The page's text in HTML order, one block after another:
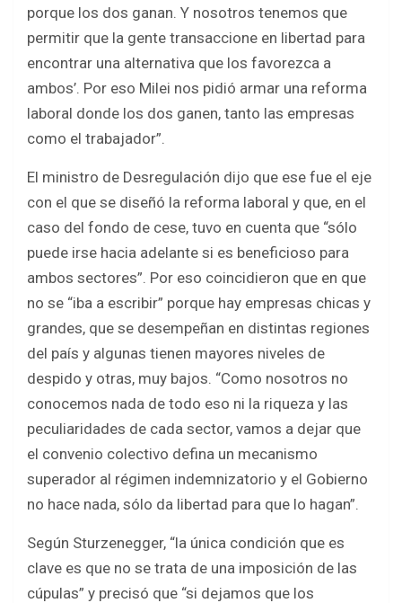
porque los dos ganan. Y nosotros tenemos que
permitir que la gente transaccione en libertad para
encontrar una alternativa que los favorezca a
ambos’. Por eso Milei nos pidió armar una reforma
laboral donde los dos ganen, tanto las empresas
como el trabajador”.
El ministro de Desregulación dijo que ese fue el eje
con el que se diseñó la reforma laboral y que, en el
caso del fondo de cese, tuvo en cuenta que “sólo
puede irse hacia adelante si es beneficioso para
ambos sectores”. Por eso coincidieron que en que
no se “iba a escribir” porque hay empresas chicas y
grandes, que se desempeñan en distintas regiones
del país y algunas tienen mayores niveles de
despido y otras, muy bajos. “Como nosotros no
conocemos nada de todo eso ni la riqueza y las
peculiaridades de cada sector, vamos a dejar que
el convenio colectivo defina un mecanismo
superador al régimen indemnizatorio y el Gobierno
no hace nada, sólo da libertad para que lo hagan”.
Según Sturzenegger, “la única condición que es
clave es que no se trata de una imposición de las
cúpulas” y precisó que “si dejamos que los